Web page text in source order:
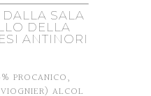
SALA
DELLA
ANTINORI
PROCANICO,
ALCOL